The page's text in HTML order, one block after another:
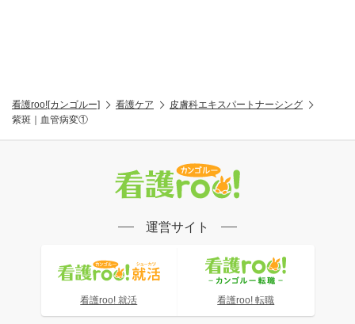
看護roo![カンゴルー] 看護ケア
皮膚科エキスパートナーシング
紫斑｜血管病変①
運営サイト
看護roo! 就活 看護roo! 転職